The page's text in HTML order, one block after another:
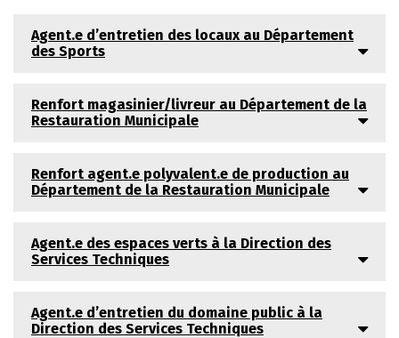
Agent.e d’entretien des locaux au Département
des Sports
Renfort magasinier/livreur au Département de la
Restauration Municipale
Renfort agent.e polyvalent.e de production au
Département de la Restauration Municipale
Agent.e des espaces verts à la Direction des
Services Techniques
Agent.e d’entretien du domaine public à la
Direction des Services Techniques